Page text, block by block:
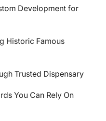
Development for
Historic Famous
Trusted Dispensary
You Can Rely On